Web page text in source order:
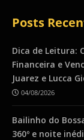
Posts
Dica de Leitura:
Financeira e
Juarez e Lucca
04/08/2026
Bailinho do
360º e noite